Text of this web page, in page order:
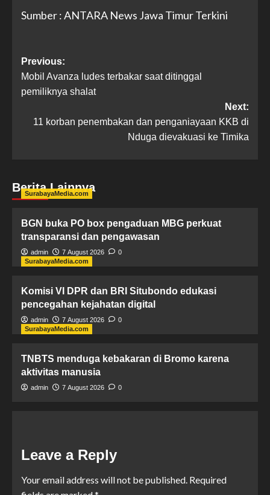
Sumber : ANTARA News Jawa Timur Terkini
Previous:
Mobil Avanza ludes terbakar saat ditinggal
pemiliknya shalat
Next:
11 korban penembakan dan penganiayaan KKB di
Nduga dievakuasi ke Timika
Berita Lainnya
SurabayaMedia.com
BGN buka PO box pengaduan MBG perkuat
transparansi dan pengawasan
admin 7 August 2026
0
SurabayaMedia.com
Komisi VI DPR dan BRI Situbondo edukasi
pencegahan kejahatan digital
admin 7 August 2026
0
SurabayaMedia.com
TNBTS menduga kebakaran di Bromo karena
aktivitas manusia
admin 7 August 2026 0
Leave a Reply
Your email address will not be published. Required